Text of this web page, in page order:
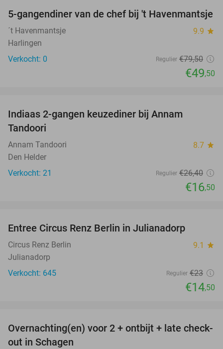
38%
NEW
TODAY
5-gangendiner van de chef bij 't Havenmantsje
´t Havenmantsje 9.9 star
Harlingen
Verkocht: 0
Regulier €79,50
€49,50
Indiaas 2-gangen keuzediner bij Annam
Tandoori
Annam Tandoori 8.7 star
Den Helder
Verkocht: 21
Regulier €26,40
€16,50
Entree Circus Renz Berlin in Julianadorp
Circus Renz Berlin 9.1 star
Julianadorp
Verkocht: 645
Regulier €23
€14,50
43%
Overnachting(en) voor 2 + ontbijt + late check-
out in Schagen